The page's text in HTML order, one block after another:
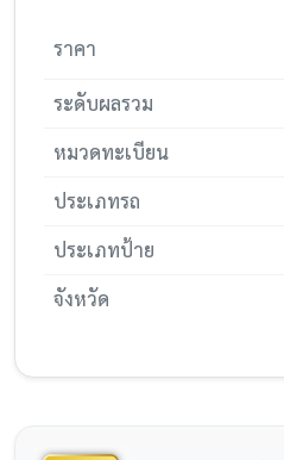
ราคา
ระดับผลรวม
หมวดทะเบียน
ประเภทรถ
ประเภทป้าย
จังหวัด